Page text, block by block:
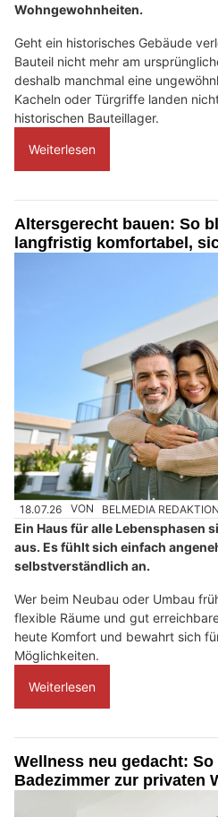
Wohngewohnheiten.
Geht ein historisches Gebäude
Bauteil nicht mehr am
deshalb manchmal eine
Kacheln oder Türgriffe landen
historischen Bauteillager.
Weiterlesen
Altersgerecht bauen: So
langfristig komfortabel,
18.07.26 VON BELMEDIA REDAKTION
Ein Haus für alle Lebensphasen
aus. Es fühlt sich einfach
selbstverständlich an.
Wer beim Neubau oder Umbau
flexible Räume und gut
heute Komfort und bewahrt sich
Möglichkeiten.
Weiterlesen
Wellness neu gedacht:
Badezimmer zur privaten